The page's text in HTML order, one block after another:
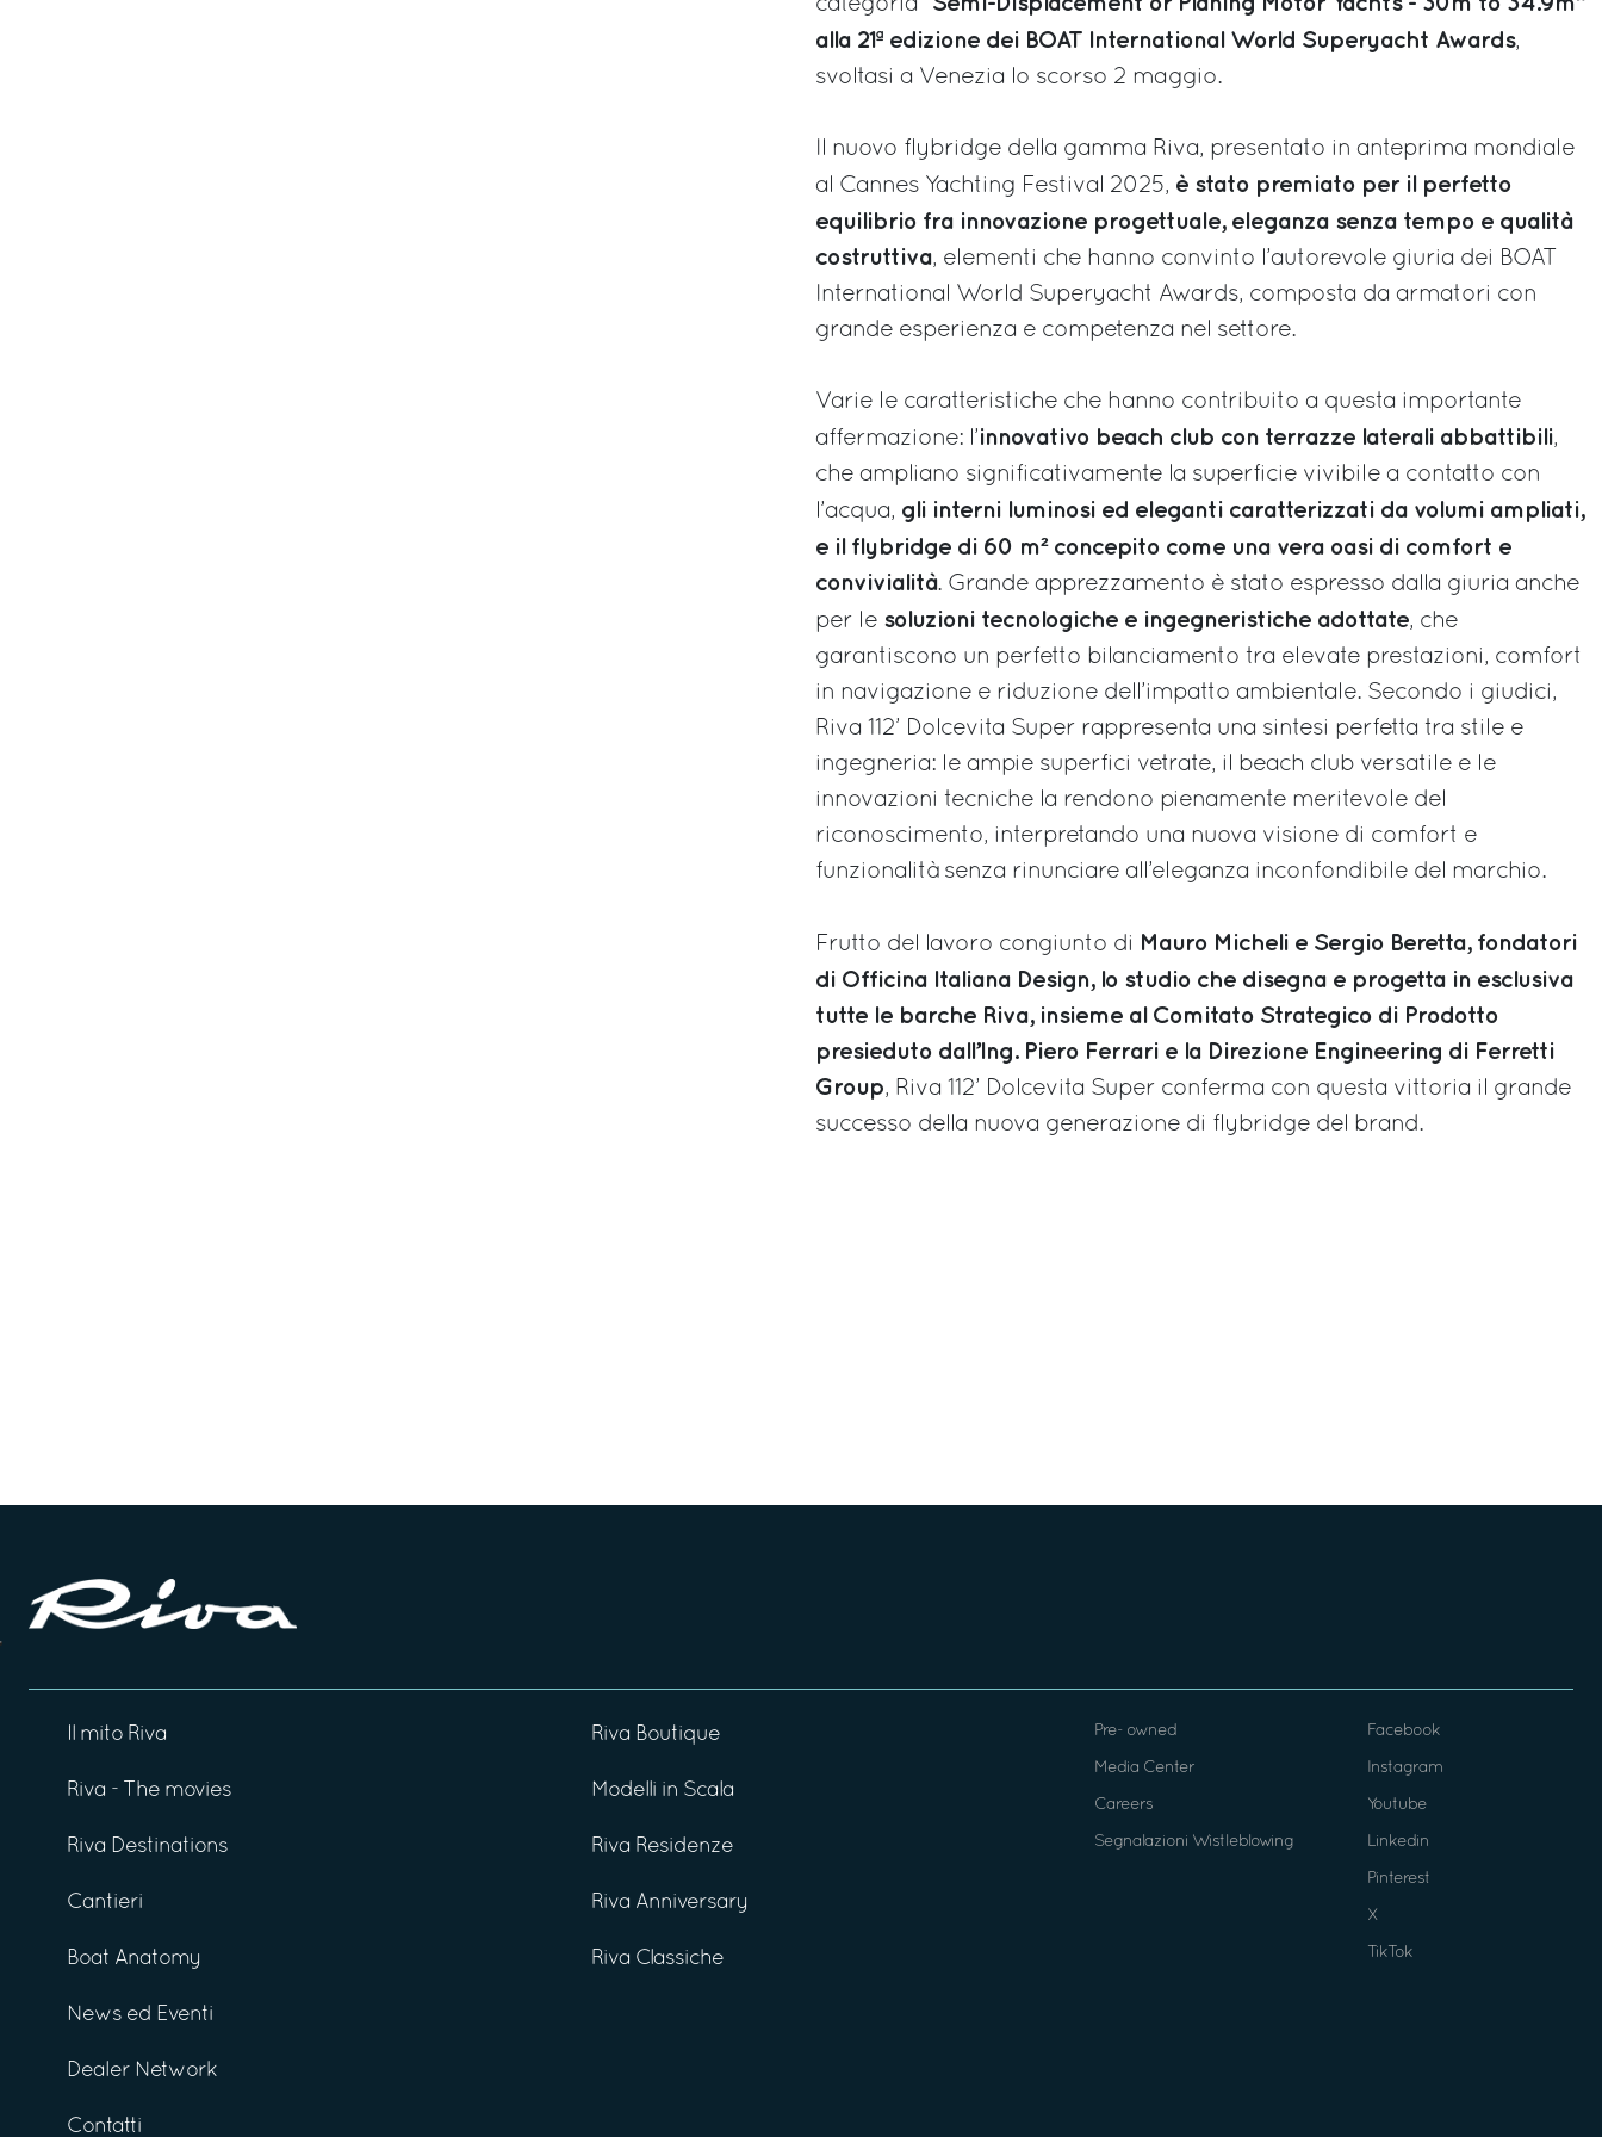
categoria “
alla 21ª edizione dei BOAT International World Superyacht Awards,
svoltasi a Venezia lo scorso 2 maggio.
Il nuovo flybridge della gamma Riva, presentato in anteprima mondiale
al Cannes Yachting Festival 2025, è stato premiato per il perfetto
equilibrio fra innovazione progettuale, eleganza senza tempo e qualità
costruttiva, elementi che hanno convinto l’autorevole giuria dei BOAT
International World Superyacht Awards, composta da armatori con
grande esperienza e competenza nel settore.
Varie le caratteristiche che hanno contribuito a questa importante
affermazione: l’innovativo beach club con terrazze laterali abbattibili,
che ampliano significativamente la superficie vivibile a contatto con
l’acqua, gli interni luminosi ed eleganti caratterizzati da volumi ampliati,
e il flybridge di 60 m² concepito come una vera oasi di comfort e
convivialità. Grande apprezzamento è stato espresso dalla giuria anche
per le soluzioni tecnologiche e ingegneristiche adottate, che
garantiscono un perfetto bilanciamento tra elevate prestazioni, comfort
in navigazione e riduzione dell’impatto ambientale. Secondo i giudici,
Riva 112’ Dolcevita Super rappresenta una sintesi perfetta tra stile e
ingegneria: le ampie superfici vetrate, il beach club versatile e le
innovazioni tecniche la rendono pienamente meritevole del
riconoscimento, interpretando una nuova visione di comfort e
funzionalità senza rinunciare all’eleganza inconfondibile del marchio.
Frutto del lavoro congiunto di
Mauro Micheli e Sergio Beretta, fondatori
di Officina Italiana Design, lo studio che disegna e progetta in esclusiva
tutte le barche Riva, insieme al Comitato Strategico di Prodotto
presieduto dall’Ing. Piero Ferrari e la Direzione Engineering di Ferretti
Group, Riva 112’ Dolcevita Super conferma con questa vittoria il grande
successo della nuova generazione di flybridge del brand.
Il mito Riva
Riva - The movies
Riva Destinations
Cantieri
Boat Anatomy
News ed Eventi
Dealer Network
Contatti
Riva Boutique
Modelli in Scala
Riva Residenze
Riva Anniversary
Riva Classiche
Pre- owned
Media Center
Careers
Segnalazioni Wistleblowing
Facebook
Instagram
Youtube
Linkedin
Pinterest
X
TikTok